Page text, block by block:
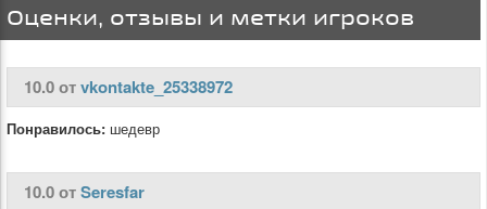
Оценки, отзывы и метки игроков
10.0 отvkontakte_25338972
Понравилось: шедевр
10.0 отSeresfar